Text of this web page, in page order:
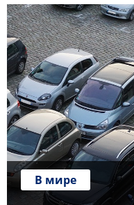
В мире